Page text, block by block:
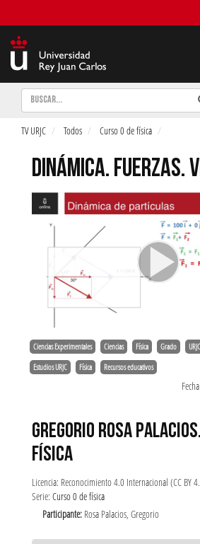
Buscar
TV URJC Todos Curso 0 de física
DINÁMICA. FUERZAS.
Ciencias Experimentales Ciencias Física Grado
Estudios URJC Física Recursos educativos
GREGORIO ROSA
FÍSICA
Licencia: Reconocimiento 4.0 Internacional (CC BY
Serie: Curso 0 de física
Participante: Rosa Palacios, Gregorio